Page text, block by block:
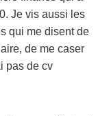
Je vis aussi les
qui me disent de
de me caser
pas de cv